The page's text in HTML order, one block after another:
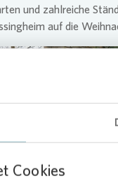
Cookies
und zahlreiche
auf die